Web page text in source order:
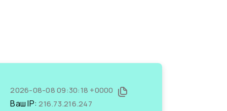
2026-08-08 09:30:18 +0000
Ваш IP:216.73.216.247